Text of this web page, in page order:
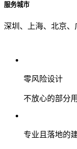
服务城市
深圳、上海、北京
零风险设计
不放心的部分
专业且落地的